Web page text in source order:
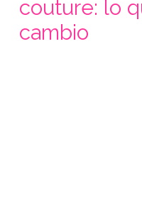
couture: lo
cambio